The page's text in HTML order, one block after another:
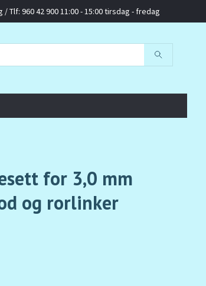
960 42 900 11:00 - 15:00 tirsdag - fredag
for 3,0 mm
og rorlinker